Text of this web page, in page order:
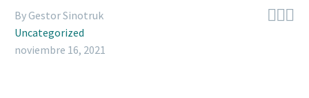

By Gestor Sinotruk
Uncategorized
noviembre 16, 2021